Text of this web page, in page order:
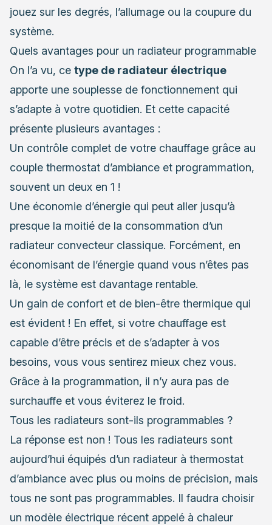
jouez sur les degrés, l’allumage ou la coupure du
système.
Quels avantages pour un radiateur programmable
On l’a vu, ce type de radiateur électrique
apporte une souplesse de fonctionnement qui
s’adapte à votre quotidien. Et cette capacité
présente plusieurs avantages :
Un contrôle complet de votre chauffage grâce au
couple thermostat d’ambiance et programmation,
souvent un deux en 1 !
Une économie d’énergie qui peut aller jusqu’à
presque la moitié de la consommation d’un
radiateur convecteur classique. Forcément, en
économisant de l’énergie quand vous n’êtes pas
là, le système est davantage rentable.
Un gain de confort et de bien-être thermique qui
est évident ! En effet, si votre chauffage est
capable d’être précis et de s’adapter à vos
besoins, vous vous sentirez mieux chez vous.
Grâce à la programmation, il n’y aura pas de
surchauffe et vous éviterez le froid.
Tous les radiateurs sont-ils programmables ?
La réponse est non ! Tous les radiateurs sont
aujourd’hui équipés d’un radiateur à thermostat
d’ambiance avec plus ou moins de précision, mais
tous ne sont pas programmables. Il faudra choisir
un modèle électrique récent appelé à chaleur